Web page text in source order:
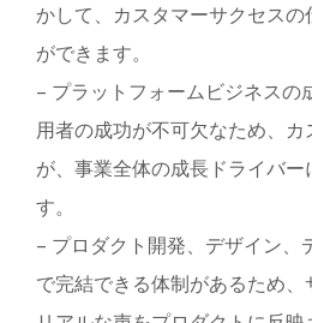
かして、カスタマーサクセスの
ができます。
– プラットフォームビジネスの
用者の成功が不可欠なため、
が、事業全体の成長ドライバー
す。
– プロダクト開発、デザイン、
で完結できる体制があるため